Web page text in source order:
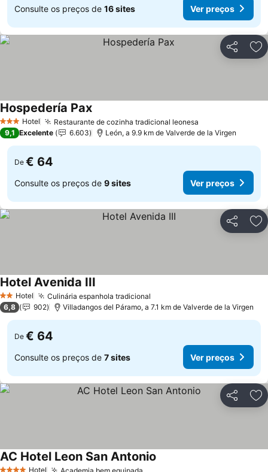
Consulte os preços de 16 sites Ver preços
Partilhar
3 EstrelasHotel Restaurante de cozinha tradicional leonesa
Hospedería Pax
9,1 Excelente 6.603 León, a 9.9 km de Valverde de la Virgen
De € 64
Consulte os preços de 9 sites Ver preços
Partilhar
2 Estrelas
Hotel Culinária espanhola tradicional
Hotel Avenida III
6,8 902 Villadangos del Páramo, a 7.1 km de Valverde de la Virgen
De € 64
Consulte os preços de 7 sites Ver preços
Partilhar
Hotel Academia bem equipada
AC Hotel Leon San Antonio